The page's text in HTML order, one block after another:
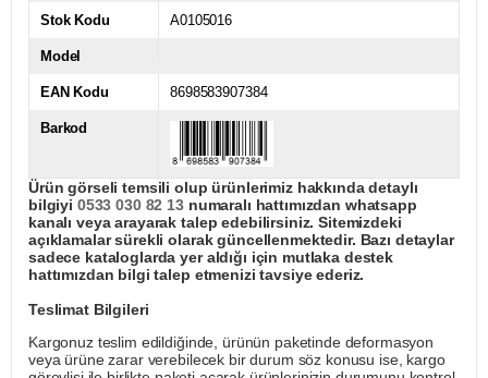
Stok Kodu A0105016
Model
EAN Kodu 8698583907384
Barkod
Ürün görseli temsili olup ürünlerimiz hakkında detaylı
bilgiyi 0533 030 82 13numaralı hattımızdan whatsapp
kanalı veya arayarak talep edebilirsiniz. Sitemizdeki
açıklamalar sürekli olarak güncellenmektedir. Bazı detaylar
sadece kataloglarda yer aldığı için mutlaka destek
hattımızdan bilgi talep etmenizi tavsiye ederiz.
Teslimat Bilgileri
Kargonuz teslim edildiğinde, ürünün paketinde deformasyon
veya ürüne zarar verebilecek bir durum söz konusu ise, kargo